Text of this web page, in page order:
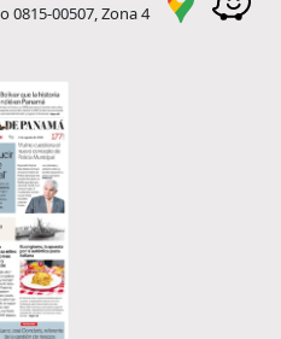
0815-00507, Zona 4